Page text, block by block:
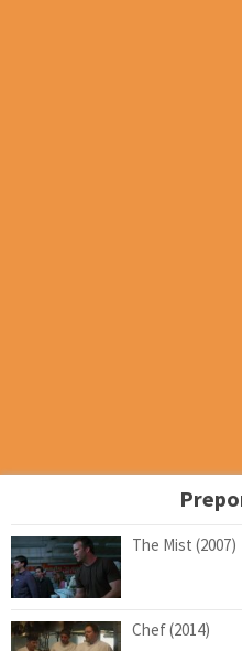
The Mist (2007)
Chef (2014)